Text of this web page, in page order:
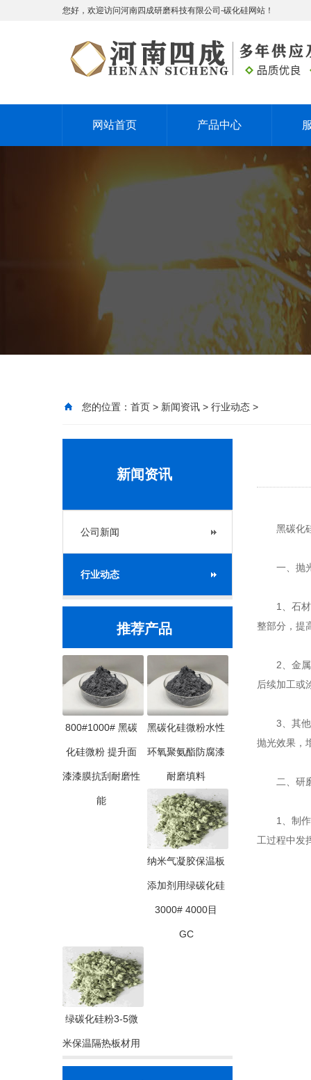
您好，欢迎访问河南四成研磨科技有限公司-碳化硅网站！
网站首页 产品中心
您的位置： 首页 > 新闻资讯 > 行业动态 >
新闻资讯
公司新闻
行业动态
推荐产品
800#1000# 黑碳
化硅微粉 提升面
漆漆膜抗刮耐磨性
能
黑碳化硅微粉水性
环氧聚氨酯防腐漆
耐磨填料
纳米气凝胶保温板
添加剂用绿碳化硅
3000# 4000目
GC
绿碳化硅粉3-5微
米保温隔热板材用
黑碳化
一、抛
1、石材抛
整部分，提
2、金属抛
后续加工或
3、其他材
抛光效果，
二、研
1、制作
工过程中发